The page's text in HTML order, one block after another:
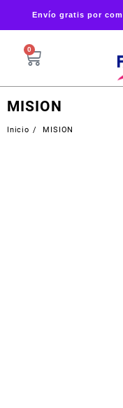
Envío gratis por
0
MISION
Inicio MISION